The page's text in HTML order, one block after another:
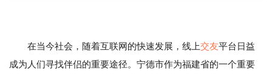
在当今社会，随着互联网的快速发展，线上交友平台日益
成为人们寻找伴侣的重要途径。宁德市作为福建省的一个重要